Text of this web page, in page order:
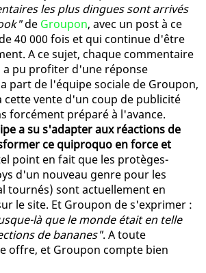
les plus dingues sont arrivés
de Groupon, avec un post à ce
40 000 fois et qui continue d'être
A ce sujet, chaque commentaire
a pu profiter d'une réponse
part de l'équipe sociale de Groupon,
cette vente d'un coup de publicité
forcément préparé à l'avance.
a su s'adapter aux réactions de
ce quiproquo en force et
point en fait que les protèges-
d'un nouveau genre pour les
tournés) sont actuellement en
le site. Et Groupon de s'exprimer :
là que le monde était en telle
de bananes". A toute
offre, et Groupon compte bien